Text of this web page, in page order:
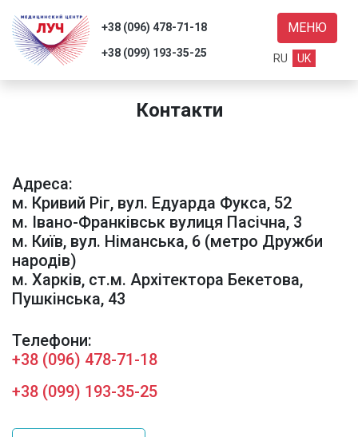
+38 (096) 478-71-18
+38 (099) 193-35-25
МЕНЮ
RU UK
Пошук
Контакти
Адреса:
м. Кривий Ріг, вул. Едуарда Фукса, 52
м. Івано-Франківськ вулиця Пасічна, 3
м. Київ, вул. Німанська, 6 (метро Дружби
народів)
м. Харків, ст.м. Архітектора Бекетова,
Пушкінська, 43
Телефони:
+38 (096) 478-71-18
+38 (099) 193-35-25